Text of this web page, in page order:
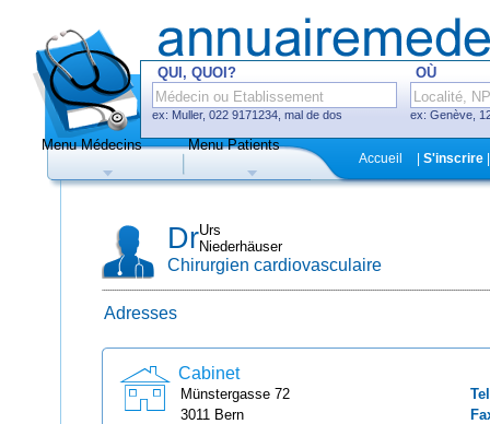
QUI, QUOI?
ex: Muller, 022 9171234, mal de dos
OÙ
ex: Genève,
Hôpitaux, cliniques
de prise de rendez-vous en ligne
Menu Médecins Menu Patients
Accueil S'inscrire|
DrUrs
Niederhäuser
Chirurgien cardiovasculaire
Adresses
Cabinet
Münstergasse 72
3011 Bern